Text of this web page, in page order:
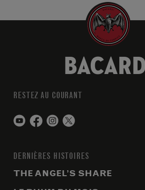
RESTEZ AU COURANT
DERNIÈRES HISTOIRES
THE ANGEL’S SHARE